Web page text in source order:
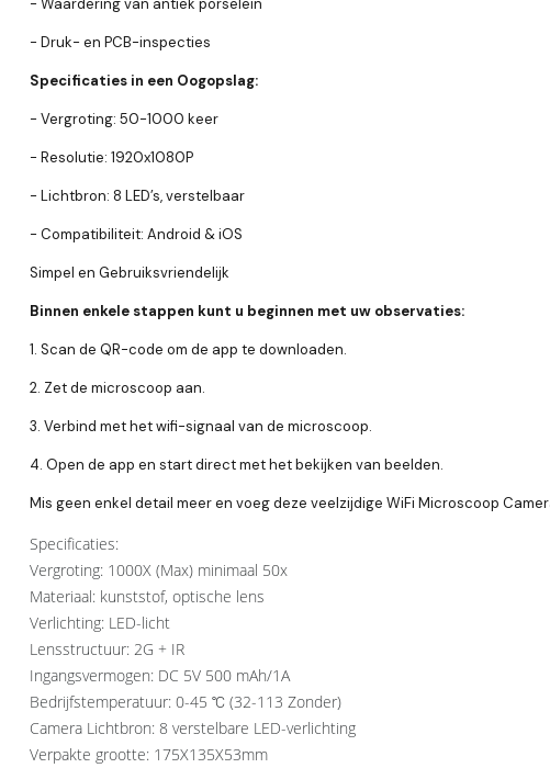
- Waardering van antiek porselein
- Druk- en PCB-inspecties
Specificaties in een Oogopslag:
- Vergroting: 50-1000 keer
- Resolutie: 1920x1080P
- Lichtbron: 8 LED’s, verstelbaar
- Compatibiliteit: Android & iOS
Simpel en Gebruiksvriendelijk
Binnen enkele stappen kunt u beginnen met uw observaties:
1. Scan de QR-code om de app te downloaden.
2. Zet de microscoop aan.
3. Verbind met het wifi-signaal van de microscoop.
4. Open de app en start direct met het bekijken van beelden.
Mis geen enkel detail meer en voeg deze veelzijdige WiFi Microscoop
Specificaties:
Vergroting: 1000X (Max) minimaal 50x
Materiaal: kunststof, optische lens
Verlichting: LED-licht
Lensstructuur: 2G + IR
Ingangsvermogen: DC 5V 500 mAh/1A
Bedrijfstemperatuur: 0-45 ℃ (32-113 Zonder)
Camera Lichtbron: 8 verstelbare LED-verlichting
Verpakte grootte: 175X135X53mm